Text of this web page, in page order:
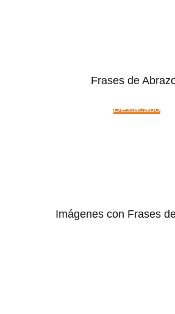
Frases de
Destacado
Imágenes con Frases